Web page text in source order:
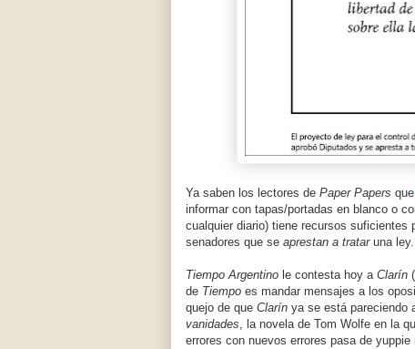
Ya saben los lectores de Paper Papers que
informar con tapas/portadas en blanco o
cualquier diario) tiene recursos suficientes
senadores que se aprestan a trataruna ley.
Tiempo Argentino le contesta hoy a Clarín
de Tiempo es mandar mensajes a los
quejo de que Clarín ya se está pareciendo
vanidades, la novela de Tom Wolfe en la
errores con nuevos errores pasa de